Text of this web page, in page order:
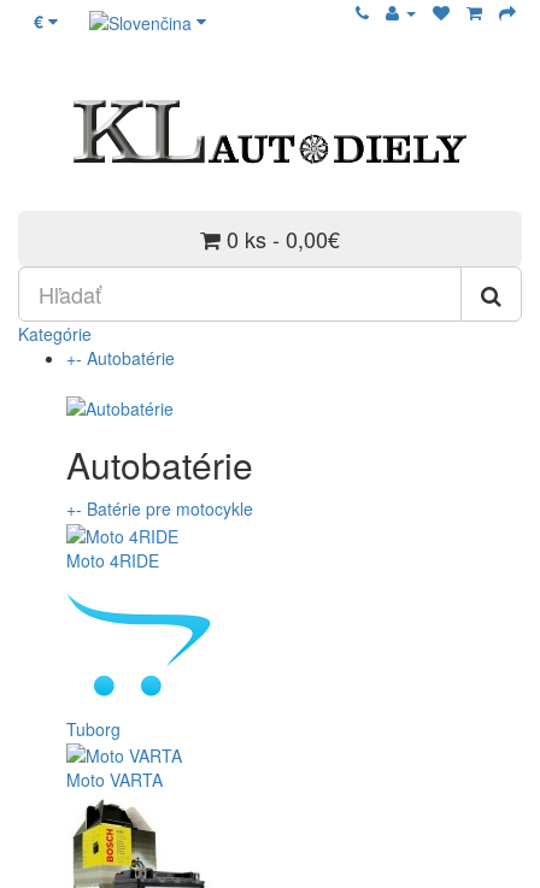
€
0 ks - 0,00€
Kategórie
+- Autobatérie
Autobatérie
+- Batérie pre motocykle
Moto 4RIDE
Tuborg
Moto VARTA